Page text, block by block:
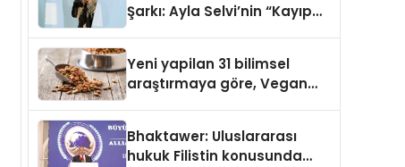
Şarkı: Ayla Selvi’nin “Kayıp
Yeni yapilan 31 bilimsel
araştırmaya göre, Vegan
Sindirildiğini Ortaya Koydu
Bhaktawer: Uluslararası
hukuk Filistin konusunda